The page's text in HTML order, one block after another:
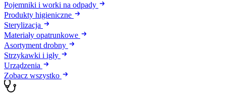
Pojemniki i worki na odpady
Produkty higieniczne
Sterylizacja
Materiały opatrunkowe
Asortyment drobny
Strzykawki i igły
Urządzenia
Zobacz wszystko